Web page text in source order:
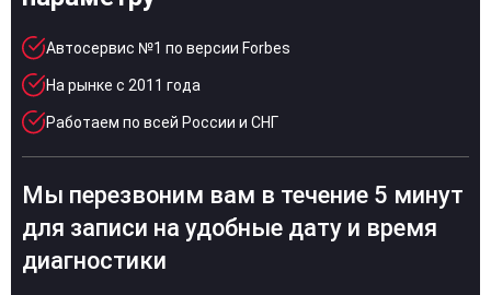
Автосервис №1 по версии Forbes
На рынке с 2011 года
Работаем по всей России и СНГ
Мы перезвоним вам в течение 5 минут
для записи на удобные дату и время
диагностики